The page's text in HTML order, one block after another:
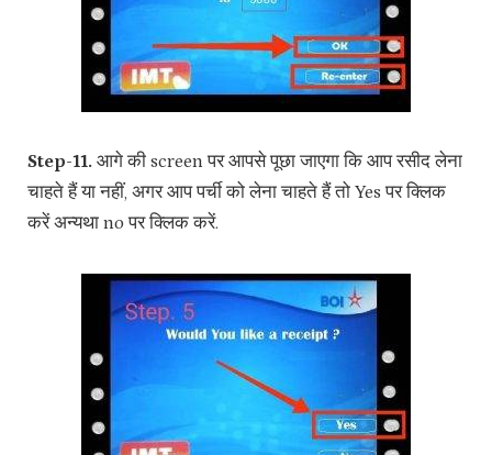
Step-11. आगे की screen पर आपसे पूछा जाएगा कि आप रसीद लेना
चाहते हैं या नहीं, अगर आप पर्ची को लेना चाहते हैं तो Yes पर क्लिक
करें अन्यथा no पर क्लिक करें.